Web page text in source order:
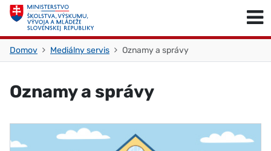
Skočiť na obsah
Domov Mediálny servis Oznamy a správy
Oznamy a správy
Skočiť na začiatok stránky